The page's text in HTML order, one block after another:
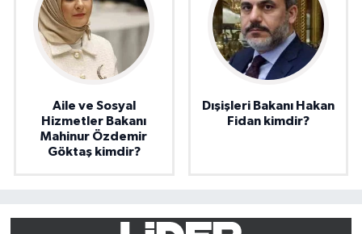
Aile ve Sosyal
Hizmetler Bakanı
Mahinur Özdemir
Göktaş kimdir?
Dışişleri Bakanı Hakan
Fidan kimdir?